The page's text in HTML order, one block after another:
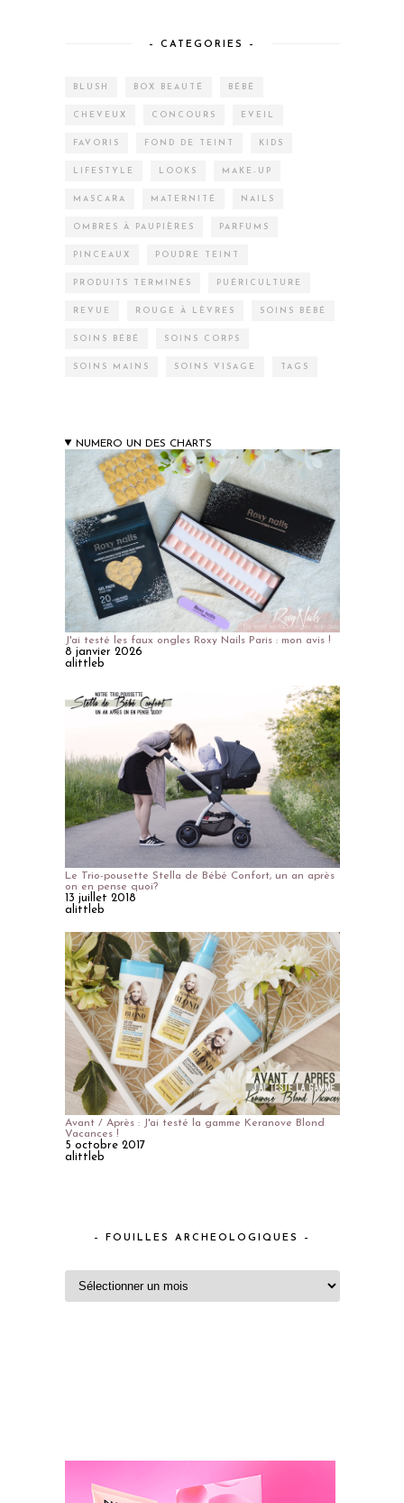
– CATEGORIES –
BLUSH BOX BEAUTÉ BÉBÉ
CHEVEUX CONCOURS EVEIL
FAVORIS FOND DE TEINT KIDS
LIFESTYLE LOOKS MAKE-UP
MASCARA MATERNITÉ NAILS
OMBRES À PAUPIÈRES PARFUMS
PINCEAUX POUDRE TEINT
PRODUITS TERMINÉS PUÉRICULTURE
REVUE ROUGE À LÈVRES SOINS BÉBÉ
SOINS BÉBÉ SOINS CORPS
SOINS MAINS SOINS VISAGE TAGS
NUMERO UN DES CHARTS
J'ai testé les faux ongles Roxy Nails Paris : mon avis !
8 janvier 2026
alittleb
Le Trio-pousette Stella de Bébé Confort, un an après
on en pense quoi?
13 juillet 2018
alittleb
Avant / Après : J'ai testé la gamme Keranove Blond
Vacances !
5 octobre 2017
alittleb
– FOUILLES ARCHEOLOGIQUES –